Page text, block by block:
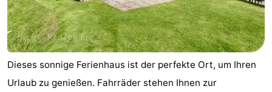
Dieses sonnige Ferienhaus ist der perfekte Ort, um Ihren
Urlaub zu genießen. Fahrräder stehen Ihnen zur